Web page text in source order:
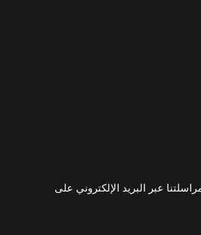
عبر البريد الإلكتروني على